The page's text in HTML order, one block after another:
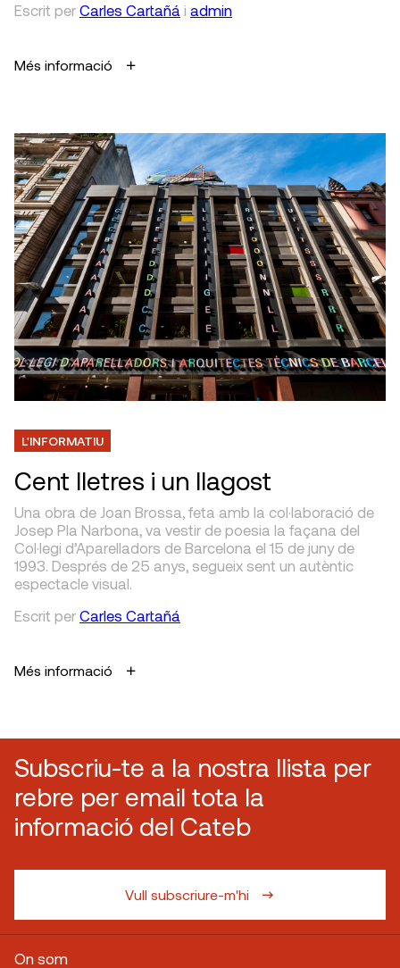
Escrit per Carles Cartañá i admin
Més informació
L'INFORMATIU
Cent lletres i un llagost
Una obra de Joan Brossa, feta amb la col·laboració de
Josep Pla Narbona, va vestir de poesia la façana del
Col·legi d’Aparelladors de Barcelona el 15 de juny de
1993. Després de 25 anys, segueix sent un autèntic
espectacle visual.
Escrit per Carles Cartañá
Més informació
Subscriu-te a la nostra llista per
rebre per email tota la
informació del Cateb
Vull subscriure-m'hi
On som